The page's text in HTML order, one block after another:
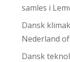
samles i
Dansk
Nederland
Dansk